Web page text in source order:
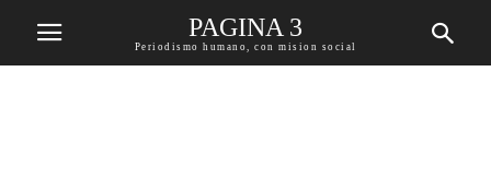
PAGINA 3
Periodismo humano, con mision social